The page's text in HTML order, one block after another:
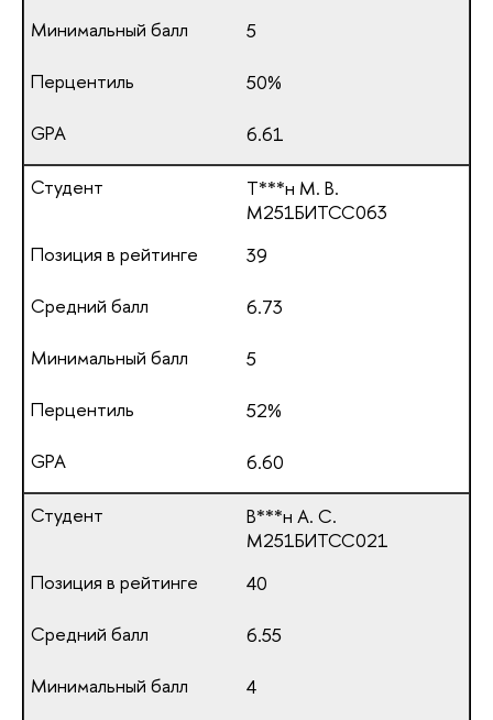
5
50%
6.61
Т***н М. В.
М251БИТСС063
39
6.73
5
52%
6.60
В***н А. С.
М251БИТСС021
40
6.55
4